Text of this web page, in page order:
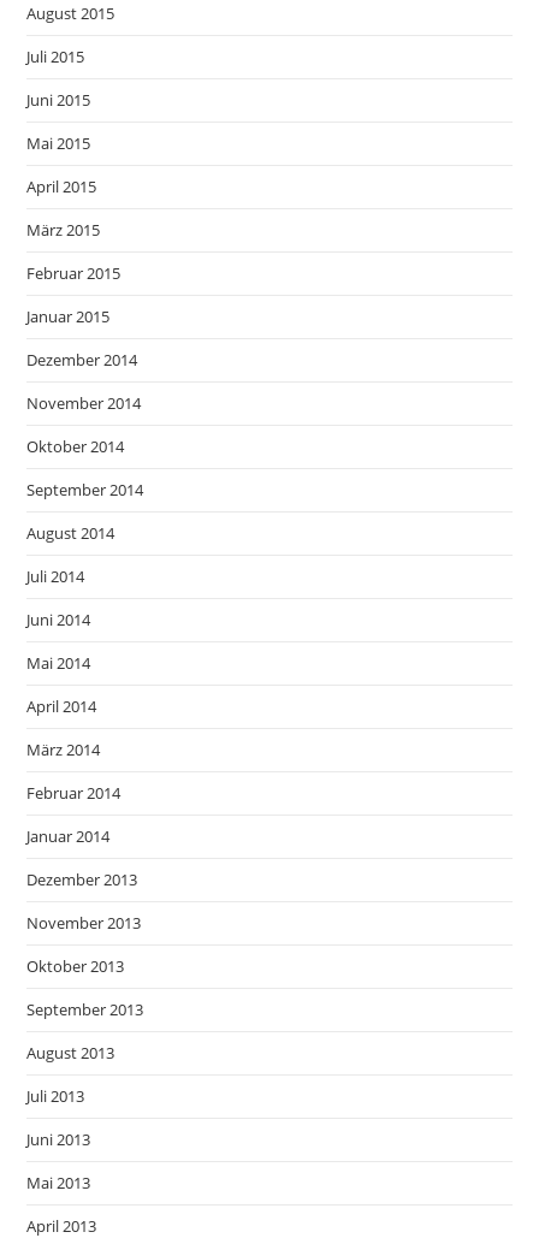
August 2015
Juli 2015
Juni 2015
Mai 2015
April 2015
März 2015
Februar 2015
Januar 2015
Dezember 2014
November 2014
Oktober 2014
September 2014
August 2014
Juli 2014
Juni 2014
Mai 2014
April 2014
März 2014
Februar 2014
Januar 2014
Dezember 2013
November 2013
Oktober 2013
September 2013
August 2013
Juli 2013
Juni 2013
Mai 2013
April 2013